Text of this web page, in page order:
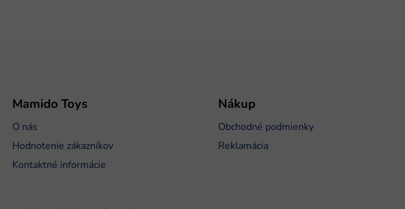
Mamido Toys
O nás
Hodnotenie zákazníkov
Kontaktné informácie
Nákup
Obchodné podmienky
Reklamácia